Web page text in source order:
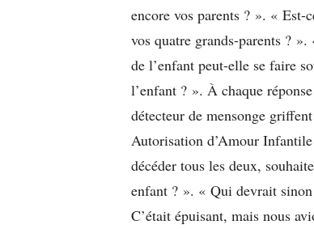
encore vos parents ? ». «
vos quatre grands-parents ?
de l’enfant peut-elle se faire
l’enfant ? ». À chaque
détecteur de mensonge
Autorisation d’Amour
décéder tous les deux,
enfant ? ». « Qui devrait
C’était épuisant, mais nous